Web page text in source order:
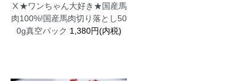
Ⅹ★ワンちゃん大好き★国産馬
肉100%!国産馬肉切り落とし50
0g真空パック 1,380円(内税)